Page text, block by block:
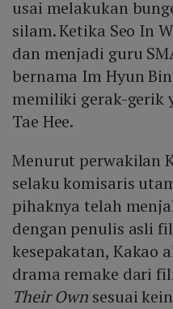
usai melakukan
silam. Ketika Seo In
dan menjadi guru
bernama Im Hyun
memiliki gerak-gerik
Tae Hee.
Menurut perwakilan
selaku komisaris
pihaknya telah
dengan penulis asli
kesepakatan, Kakao
drama remake dari
Their Own sesuai